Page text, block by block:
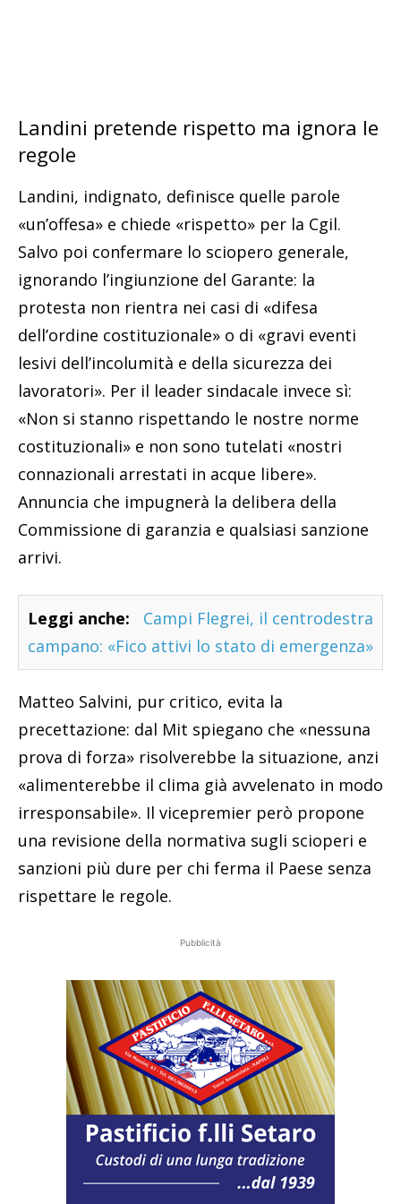
Landini pretende rispetto ma ignora le
regole
Landini, indignato, definisce quelle parole
«un’offesa» e chiede «rispetto» per la Cgil.
Salvo poi confermare lo sciopero generale,
ignorando l’ingiunzione del Garante: la
protesta non rientra nei casi di «difesa
dell’ordine costituzionale» o di «gravi eventi
lesivi dell’incolumità e della sicurezza dei
lavoratori». Per il leader sindacale invece sì:
«Non si stanno rispettando le nostre norme
costituzionali» e non sono tutelati «nostri
connazionali arrestati in acque libere».
Annuncia che impugnerà la delibera della
Commissione di garanzia e qualsiasi sanzione
arrivi.
Leggi anche:
Campi Flegrei, il centrodestra
campano: «Fico attivi lo stato di emergenza»
Matteo Salvini, pur critico, evita la
precettazione: dal Mit spiegano che «nessuna
prova di forza» risolverebbe la situazione, anzi
«alimenterebbe il clima già avvelenato in modo
irresponsabile». Il vicepremier però propone
una revisione della normativa sugli scioperi e
sanzioni più dure per chi ferma il Paese senza
rispettare le regole.
Pubblicità